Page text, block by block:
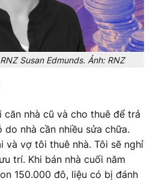
Susan Edmunds. Ảnh: RNZ
nhà cũ và cho thuê để trả
nhà cần nhiều sửa chữa.
và vợ tôi thuê nhà. Tôi sẽ nghỉ
trí. Khi bán nhà cuối năm
150.000 đô, liệu có bị đánh